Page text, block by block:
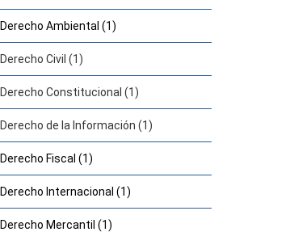
Derecho Ambiental (1)
Derecho Civil (1)
Derecho Constitucional (1)
Derecho de la Información (1)
Derecho Fiscal (1)
Derecho Internacional (1)
Derecho Mercantil (1)